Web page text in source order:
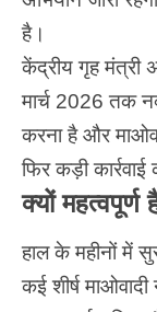
है।
केंद्रीय गृह मंत्री
मार्च 2026 तक
करना है और
फिर कड़ी कार्रवाई
क्यों
हाल के महीनों में
कई शीर्ष